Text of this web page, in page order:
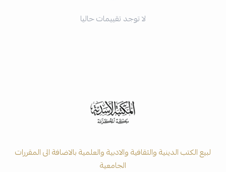
لا توجد تقييمات حاليا
لبيع الكتب الدينية والثقافية والادبية والعلمية بالاضافة الى المقررات
الجامعية